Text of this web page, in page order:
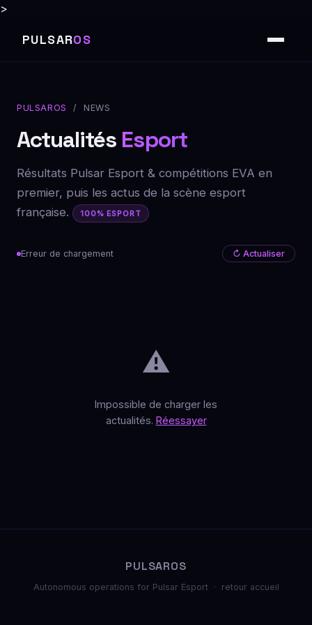
>
PULSAROS
PULSAROS / NEWS
Actualités Esport
Résultats Pulsar Esport & compétitions EVA en
premier, puis les actus de la scène esport
française.
100% ESPORT
Erreur de chargement ↻ Actualiser
⚠️
Impossible de charger les
actualités. Réessayer
PULSAROS
Autonomous operations for Pulsar Esport · retour accueil